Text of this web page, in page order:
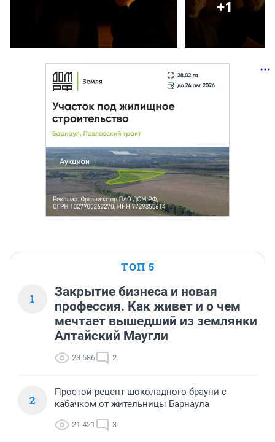
+1
ТОП 5
1
Закрытие бизнеса и новая
профессия. Как живет и о чем
мечтает вышедший из землянки
Алтайский Маугли
23 586 2
2
Простой рецепт шоколадного брауни с
кабачком от жительницы Барнаула
21 421 3